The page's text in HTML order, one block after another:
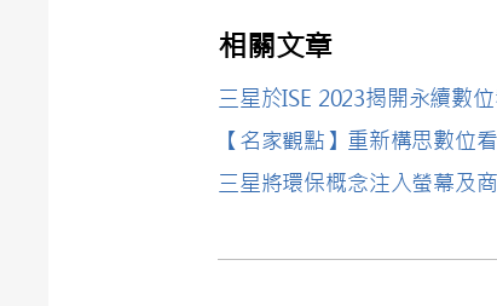
相關文章
三星於ISE 2023揭開永續數
【名家觀點】重新構思數位
三星將環保概念注入螢幕及